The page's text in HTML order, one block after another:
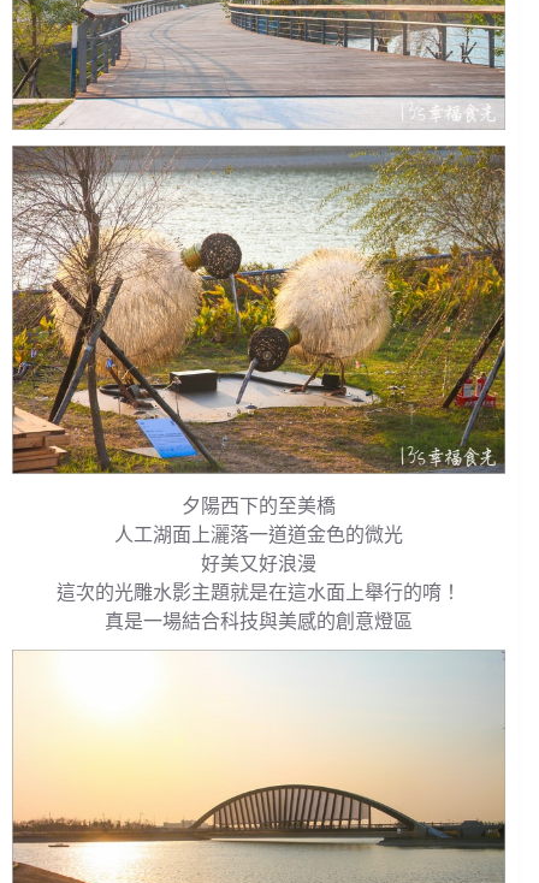
夕陽西下的至美橋
人工湖面上灑落一道道金色的微光
好美又好浪漫
這次的光雕水影主題就是在這水面上舉行的唷！
真是一場結合科技與美感的創意燈區